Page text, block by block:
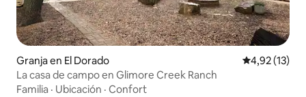
Granja en El Dorado Calificación
4,92 (13)
La casa de campo en Glimore Creek Ranch
Familia · Ubicación · Confort